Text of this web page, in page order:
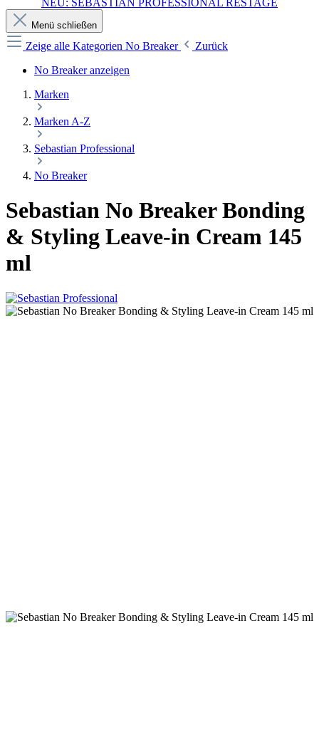
NEU: SEBASTIAN PROFESSIONAL RESTAGE
Menü schließen
Zeige alle Kategorien No Breaker
Zurück
No Breaker anzeigen
Marken
Marken A-Z
Sebastian Professional
No Breaker
Sebastian No Breaker Bonding
& Styling Leave-in Cream 145
ml